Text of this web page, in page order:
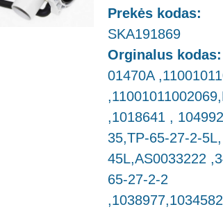
Prekės kodas:
SKA191869
Orginalus kodas:
01470A
,1018641 ,
35,TP-65-27-2-
45L,AS0033222
65-27-2-2